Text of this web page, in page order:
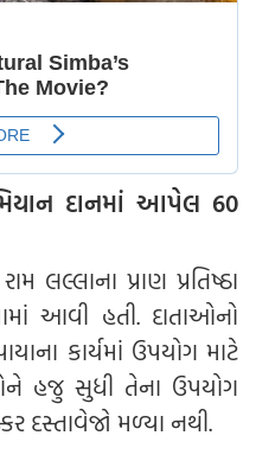
દાનમાં આપેલ 60
લલ્લાના પ્રાણ પ્રતિષ્ઠા
આવી હતી. દાતાઓનો
કાર્યમાં ઉપયોગ માટે
હજુ સુધી તેના ઉપયોગ
દસ્તાવેજો મળ્યા નથી.